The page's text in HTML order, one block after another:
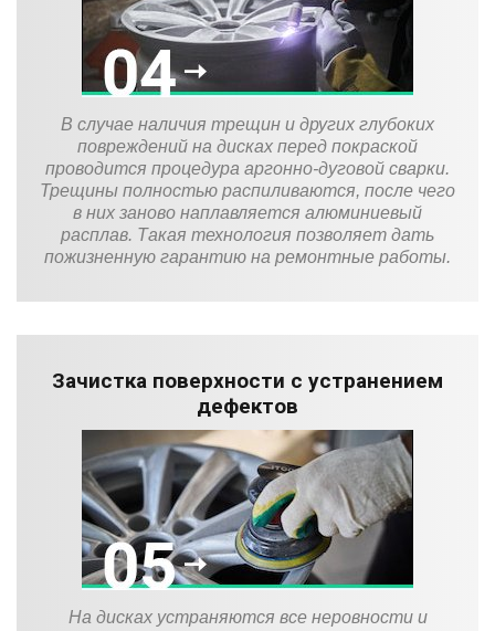
В случае наличия трещин и других глубоких
повреждений на дисках перед покраской
проводится процедура аргонно-дуговой сварки.
Трещины полностью распиливаются, после чего
в них заново наплавляется алюминиевый
расплав. Такая технология позволяет дать
пожизненную гарантию на ремонтные работы.
Зачистка поверхности с устранением
дефектов
На дисках устраняются все неровности и